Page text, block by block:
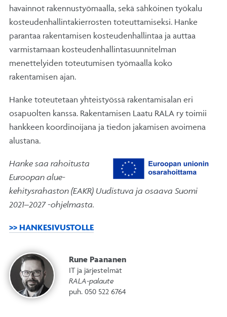
havainnot rakennustyömaalla, sekä sähköinen työkalu
kosteudenhallintakierrosten toteuttamiseksi. Hanke
parantaa rakentamisen kosteudenhallintaa ja auttaa
varmistamaan kosteudenhallintasuunnitelman
menettelyiden toteutumisen työmaalla koko
rakentamisen ajan.
Hanke toteutetaan yhteistyössä rakentamisalan eri
osapuolten kanssa. Rakentamisen Laatu RALA ry toimii
hankkeen koordinoijana ja tiedon jakamisen avoimena
alustana.
Hanke saa rahoitusta
Euroopan alue-
kehitysrahaston (EAKR) Uudistuva ja osaava Suomi
2021–2027 -ohjelmasta.
>> HANKESIVUSTOLLE
Rune Paananen
IT ja järjestelmät
RALA-palaute
puh. 050 522 6764